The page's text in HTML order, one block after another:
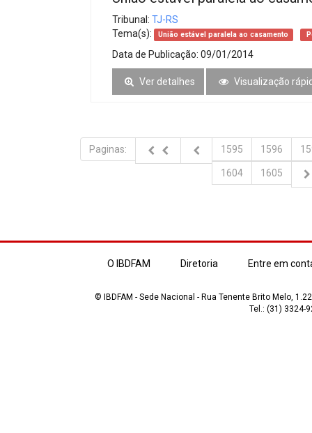
Tribunal: TJ-RS
Tema(s):
União estável paralela ao casamento
Data de Publicação: 09/01/2014
Ver detalhes Visualização
Paginas: 1595 1596
1604 1605
O IBDFAM Diretoria Entre em
© IBDFAM - Sede Nacional - Rua Tenente Brito Melo,
Tel.: (31) 3324-